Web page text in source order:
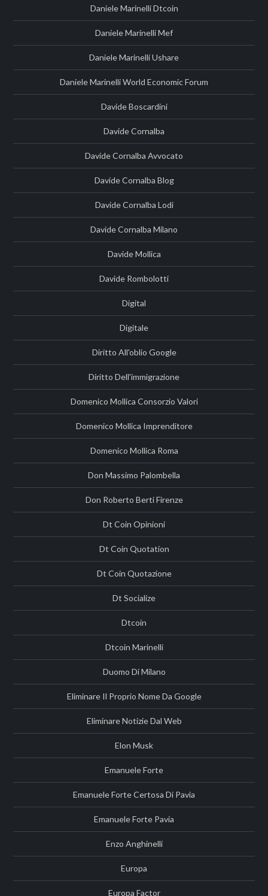
Daniele Marinelli Dtcoin
Daniele Marinelli Mef
Daniele Marinelli Ushare
Daniele Marinelli World Economic Forum
Davide Boscardini
Davide Cornalba
Davide Cornalba Avvocato
Davide Cornalba Blog
Davide Cornalba Lodi
Davide Cornalba Milano
Davide Mollica
Davide Rombolotti
Digital
Digitale
Diritto All'oblio Google
Diritto Dell'immigrazione
Domenico Mollica Consorzio Valori
Domenico Mollica Imprenditore
Domenico Mollica Roma
Don Massimo Palombella
Don Roberto Berti Firenze
Dt Coin Opinioni
Dt Coin Quotation
Dt Coin Quotazione
Dt Socialize
Dtcoin
Dtcoin Marinelli
Duomo Di Milano
Eliminare Il Proprio Nome Da Google
Eliminare Notizie Dal Web
Elon Musk
Emanuele Forte
Emanuele Forte Certosa Di Pavia
Emanuele Forte Pavia
Enzo Anghinelli
Europa
Europa Factor